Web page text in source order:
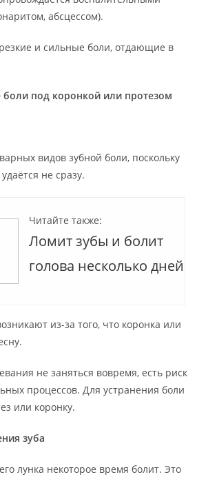
абсцессом).
и сильные боли, отдающие в
боли под коронкой или протезом
видов зубной боли, поскольку
не сразу.
Читайте также:
Ломит зубы и болит
голова несколько дней
из-за того, что коронка или
не заняться вовремя, есть риск
процессов. Для устранения боли
или коронку.
зуба
лунка некоторое время болит. Это